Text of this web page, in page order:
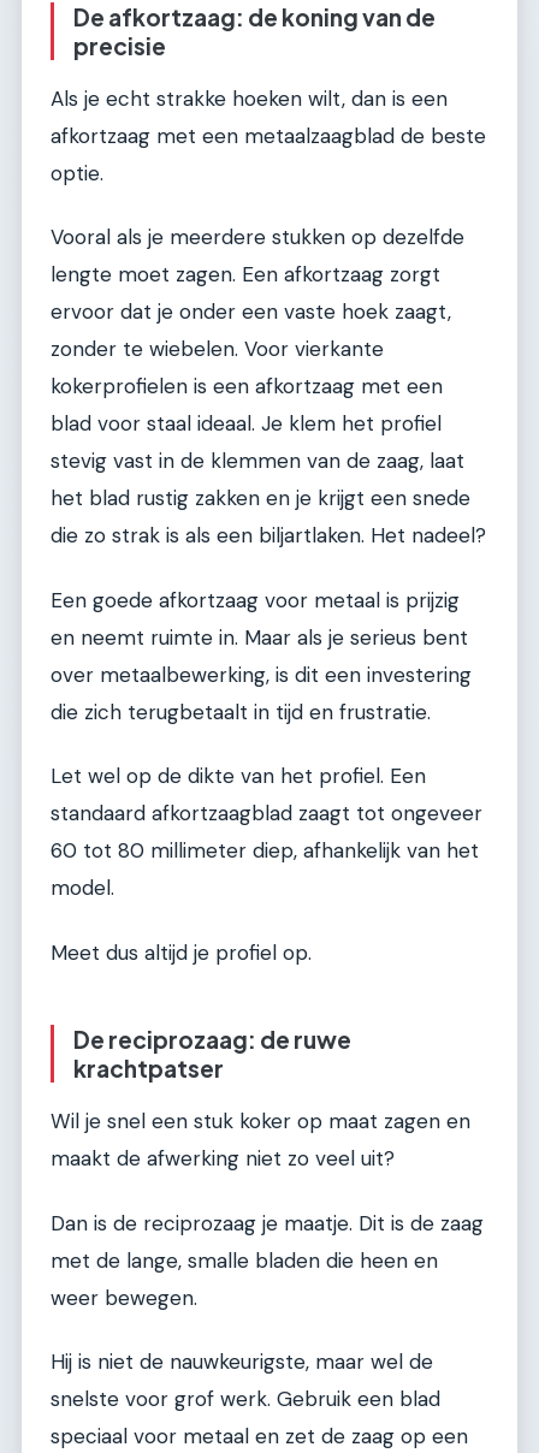
De afkortzaag: de koning van de
precisie
Als je echt strakke hoeken wilt, dan is een
afkortzaag met een metaalzaagblad de beste
optie.
Vooral als je meerdere stukken op dezelfde
lengte moet zagen. Een afkortzaag zorgt
ervoor dat je onder een vaste hoek zaagt,
zonder te wiebelen. Voor vierkante
kokerprofielen is een afkortzaag met een
blad voor staal ideaal. Je klem het profiel
stevig vast in de klemmen van de zaag, laat
het blad rustig zakken en je krijgt een snede
die zo strak is als een biljartlaken. Het nadeel?
Een goede afkortzaag voor metaal is prijzig
en neemt ruimte in. Maar als je serieus bent
over metaalbewerking, is dit een investering
die zich terugbetaalt in tijd en frustratie.
Let wel op de dikte van het profiel. Een
standaard afkortzaagblad zaagt tot ongeveer
60 tot 80 millimeter diep, afhankelijk van het
model.
Meet dus altijd je profiel op.
De reciprozaag: de ruwe
krachtpatser
Wil je snel een stuk koker op maat zagen en
maakt de afwerking niet zo veel uit?
Dan is de reciprozaag je maatje. Dit is de zaag
met de lange, smalle bladen die heen en
weer bewegen.
Hij is niet de nauwkeurigste, maar wel de
snelste voor grof werk. Gebruik een blad
speciaal voor metaal en zet de zaag op een